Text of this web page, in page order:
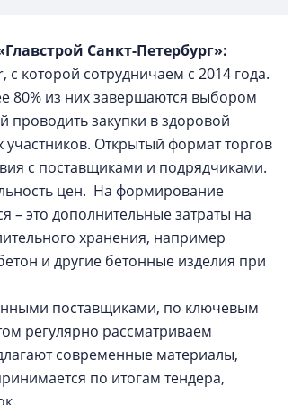
Санкт-Петербург»:
которой сотрудничаем с 2014 года.
80% из них завершаются выбором
проводить закупки в здоровой
Открытый формат торгов
с поставщиками и подрядчиками.
цен. На формирование
– это дополнительные затраты на
хранения, например
и другие бетонные изделия при
поставщиками, по ключевым
регулярно рассматриваем
современные материалы,
по итогам тендера,